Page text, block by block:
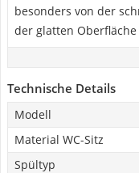
besonders von der
der glatten
Technische Details
Modell
Material WC-Sitz
Spültyp